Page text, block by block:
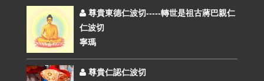
尊貴東德仁波切-----轉世是祖古蔣巴親仁
仁波切
寧瑪
尊貴仁認仁波切